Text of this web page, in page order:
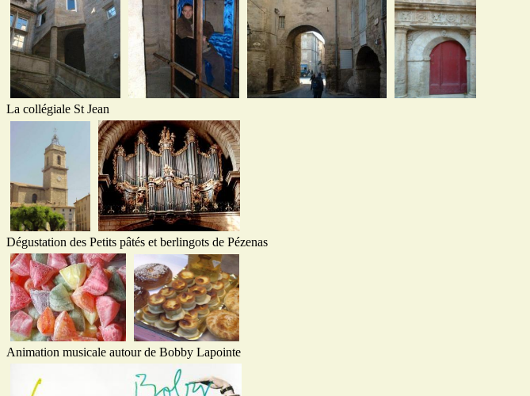
La collégiale St Jean
Dégustation des Petits pâtés et berlingots de Pézenas
Animation musicale autour de Bobby Lapointe